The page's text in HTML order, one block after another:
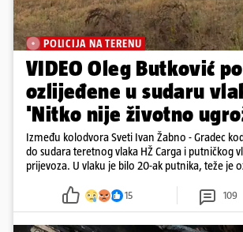
POLICIJA NA TERENU
VIDEO Oleg Butković
ozlijeđene u sudaru
'Nitko nije životno
Između kolodvora Sveti Ivan Žabno - Gradec
do sudara teretnog vlaka HŽ Carga i putničkog
prijevoza. U vlaku je bilo 20-ak putnika, teže je
15 109